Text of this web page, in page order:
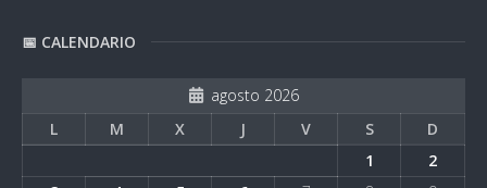
📅 CALENDARIO
agosto 2026
L
M X J V S
D
1
2